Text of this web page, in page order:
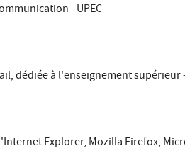
- UPEC
dédiée à l'enseignement supérieur
Explorer, Mozilla Firefox,